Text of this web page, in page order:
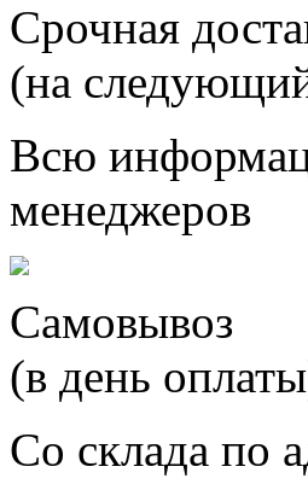
Срочная
(на
Всю
менеджеров
Самовывоз
(в день
Со склада по